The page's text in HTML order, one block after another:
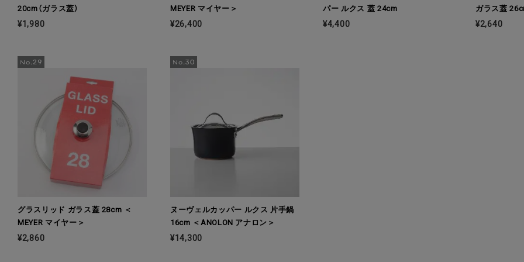
20cm（ガラス蓋）
¥1,980
MEYER マイヤー＞
¥26,400
パー ルクス 蓋 24cm
¥4,400
ガラス蓋
¥2,640
グラスリッド ガラス蓋 28cm ＜
MEYER マイヤー＞
¥2,860
ヌーヴェルカッパー ルクス 片手鍋
16cm ＜ANOLON アナロン＞
¥14,300